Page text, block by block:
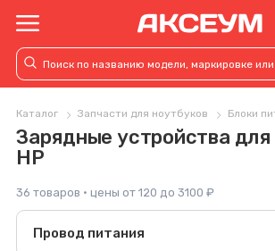
Каталог Запчасти для ноутбуков Блоки
Зарядные устройства для
HP
36 товаров · цены от 120 до 3100 ₽
Провод питания